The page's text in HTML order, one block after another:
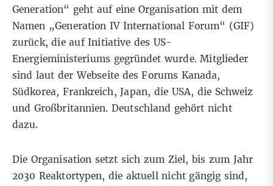
Generation“ geht auf eine Organisation mit dem
Namen „Generation IV International Forum“ (GIF)
zurück, die auf Initiative des US-
Energieministeriums gegründet wurde. Mitglieder
sind laut derWebseitedes Forums Kanada,
Südkorea, Frankreich, Japan, die USA, die Schweiz
und Großbritannien. Deutschland gehört nicht
dazu.
Die Organisation setzt sich zum Ziel, bis zum Jahr
2030 Reaktortypen, die aktuell nicht gängig sind,